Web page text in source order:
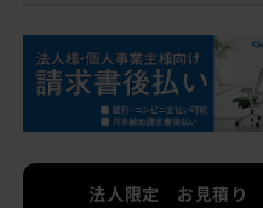
法人限定 お見積り